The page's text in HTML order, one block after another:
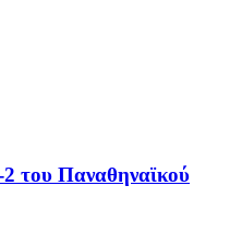
του Παναθηναϊκού